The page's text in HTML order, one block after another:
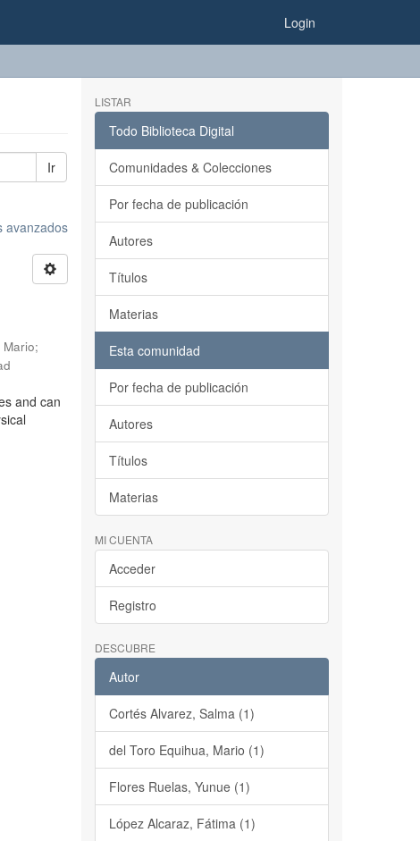
Login
Ir
avanzados
;
and can
LISTAR
Todo Biblioteca Digital
Comunidades & Colecciones
Por fecha de publicación
Autores
Títulos
Materias
Esta comunidad
Por fecha de publicación
Autores
Títulos
Materias
MI CUENTA
Acceder
Registro
DESCUBRE
Autor
Cortés Alvarez, Salma (1)
del Toro Equihua, Mario (1)
Flores Ruelas, Yunue (1)
López Alcaraz, Fátima (1)